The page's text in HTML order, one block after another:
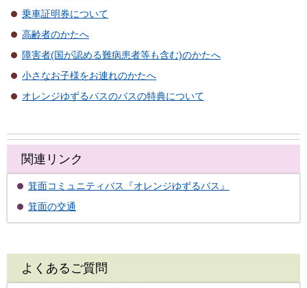
乗車証明券について
高齢者のかたへ
障害者(国が認める難病患者等も含む)のかたへ
小さなお子様をお連れのかたへ
オレンジゆずるバスのバスの特典について
関連リンク
箕面コミュニティバス『オレンジゆずるバス』
箕面の交通
よくあるご質問